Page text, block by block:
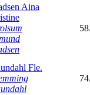
Aina
Fle.